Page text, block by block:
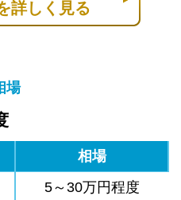
詳しく見る
場
相場
5～30万円程度